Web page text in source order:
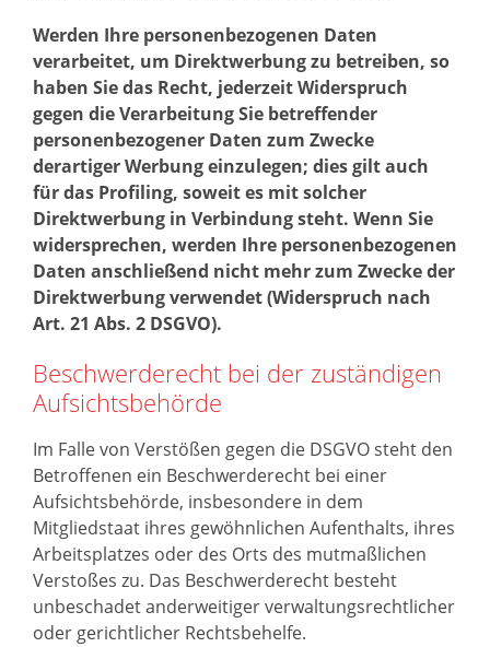
Werden Ihre personenbezogenen Daten
verarbeitet, um Direktwerbung zu betreiben, so
haben Sie das Recht, jederzeit Widerspruch
gegen die Verarbeitung Sie betreffender
personenbezogener Daten zum Zwecke
derartiger Werbung einzulegen; dies gilt auch
für das Profiling, soweit es mit solcher
Direktwerbung in Verbindung steht. Wenn Sie
widersprechen, werden Ihre personenbezogenen
Daten anschließend nicht mehr zum Zwecke der
Direktwerbung verwendet (Widerspruch nach
Art. 21 Abs. 2 DSGVO).
Beschwerderecht bei der zuständigen
Aufsichtsbehörde
Im Falle von Verstößen gegen die DSGVO steht den
Betroffenen ein Beschwerderecht bei einer
Aufsichtsbehörde, insbesondere in dem
Mitgliedstaat ihres gewöhnlichen Aufenthalts, ihres
Arbeitsplatzes oder des Orts des mutmaßlichen
Verstoßes zu. Das Beschwerderecht besteht
unbeschadet anderweitiger verwaltungsrechtlicher
oder gerichtlicher Rechtsbehelfe.